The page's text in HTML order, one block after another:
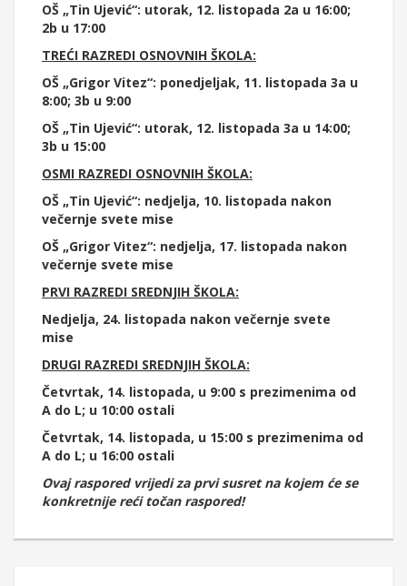
OŠ „Tin Ujević“: utorak, 12. listopada 2a u 16:00;
2b u 17:00
TREĆI RAZREDI OSNOVNIH ŠKOLA:
OŠ „Grigor Vitez“: ponedjeljak, 11. listopada 3a u
8:00; 3b u 9:00
OŠ „Tin Ujević“: utorak, 12. listopada 3a u 14:00;
3b u 15:00
OSMI RAZREDI OSNOVNIH ŠKOLA:
OŠ „Tin Ujević“: nedjelja, 10. listopada nakon
večernje svete mise
OŠ „Grigor Vitez“: nedjelja, 17. listopada nakon
večernje svete mise
PRVI RAZREDI SREDNJIH ŠKOLA:
Nedjelja, 24. listopada nakon večernje svete
mise
DRUGI RAZREDI SREDNJIH ŠKOLA:
Četvrtak, 14. listopada, u 9:00 s prezimenima od
A do L; u 10:00 ostali
Četvrtak, 14. listopada, u 15:00 s prezimenima od
A do L; u 16:00 ostali
Ovaj raspored vrijedi za prvi susret na kojem će se
konkretnije reći točan raspored!